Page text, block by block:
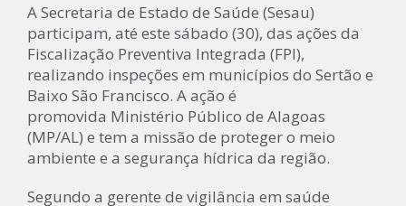
A Secretaria de Estado de Saúde (Sesau)
participam, até este sábado (30), das ações da
Fiscalização Preventiva Integrada (FPI),
realizando inspeções em municípios do Sertão e
Baixo São Francisco. A ação é
promovida Ministério Público de Alagoas
(MP/AL) e tem a missão de proteger o meio
ambiente e a segurança hídrica da região.
Segundo a gerente de vigilância em saúde